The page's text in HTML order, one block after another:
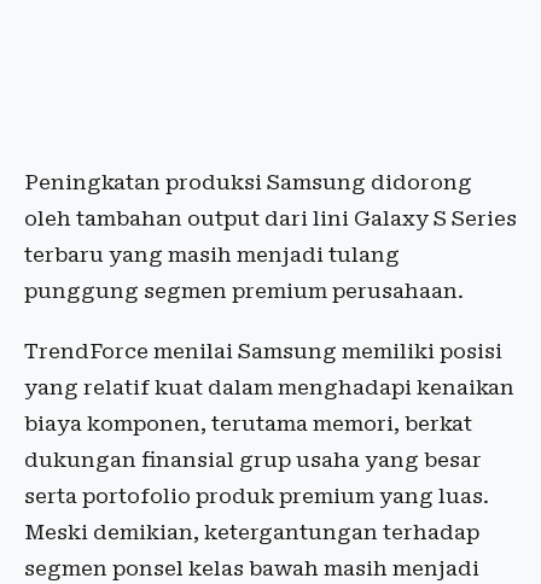
Peningkatan produksi Samsung didorong
oleh tambahan output dari lini Galaxy S Series
terbaru yang masih menjadi tulang
punggung segmen premium perusahaan.
TrendForce menilai Samsung memiliki posisi
yang relatif kuat dalam menghadapi kenaikan
biaya komponen, terutama memori, berkat
dukungan finansial grup usaha yang besar
serta portofolio produk premium yang luas.
Meski demikian, ketergantungan terhadap
segmen ponsel kelas bawah masih menjadi